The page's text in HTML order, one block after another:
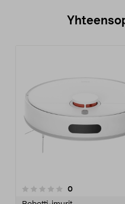
0arvostelut
0.0 viidestä